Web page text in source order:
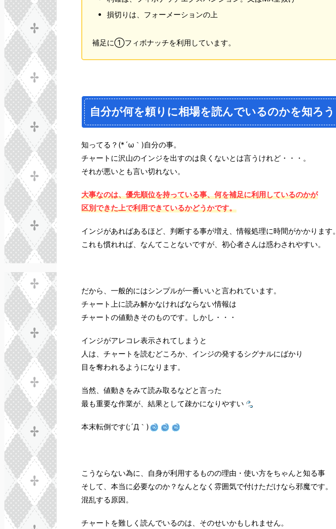
損切りは、フォーメーションの上
補足に①フィボナッチを利用しています。
自分が何を頼りに相場を読んでいるのかを知ろう
知ってる？(*´ω｀)自分の事。
チャートに沢山のインジを出すのは良くないとは言うけれど・・・。
それが悪いとも言い切れない。
大事なのは、優先順位を持っている事、何を補足に利用しているのかが
区別できた上で利用できているかどうかです。
インジがあればあるほど、判断する事が増え、情報処理に時間がかかります。
これも慣れれば、なんてことないですが、初心者さんは惑わされやすい。
だから、一般的にはシンプルが一番いいと言われています。
チャート上に読み解かなければならない情報は
チャートの値動きそのものです。しかし・・・
インジがアレコレ表示されてしまうと
人は、チャートを読むどころか、インジの発するシグナルにばかり
目を奪われるようになります。
当然、値動きをみて読み取るなどと言った
最も重要な作業が、結果として疎かになりやすい
本末転倒です(;´Д｀)
こうならない為に、自身が利用するものの理由・使い方をちゃんと知る事
そして、本当に必要なのか？なんとなく雰囲気で付けただけなら邪魔です。
混乱する原因。
チャートを難しく読んでいるのは、そのせいかもしれません。